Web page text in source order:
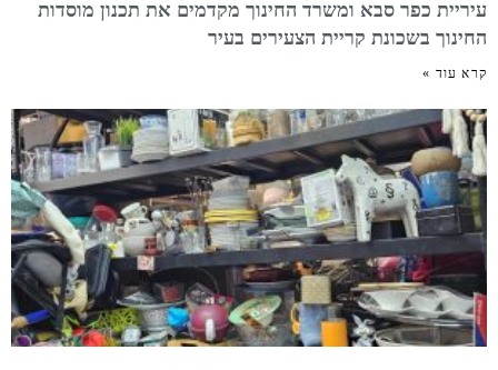
עיריית כפר סבא ומשרד החינוך מקדמים את תכנון מוסדות
החינוך בשכונת קריית הצעירים בעיר
קרא עוד »